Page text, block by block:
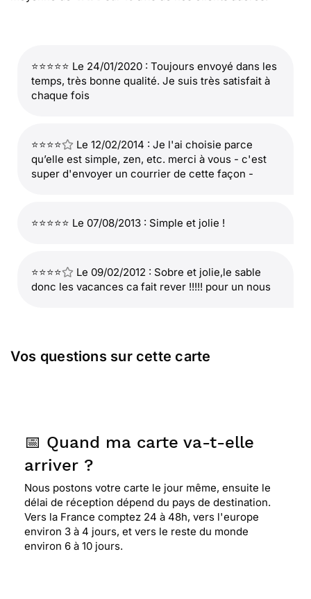
⭐⭐⭐⭐⭐ Le 24/01/2020 : Toujours envoyé dans les
temps, très bonne qualité. Je suis très satisfait à
chaque fois
⭐⭐⭐⭐
Le 12/02/2014 : Je l'ai choisie parce
qu’elle est simple, zen, etc. merci à vous - c'est
super d'envoyer un courrier de cette façon -
⭐⭐⭐⭐⭐ Le 07/08/2013 : Simple et jolie !
⭐⭐⭐⭐
Le 09/02/2012 : Sobre et jolie,le sable
donc les vacances ca fait rever !!!!! pour un nous
Vos questions sur cette carte
📅 Quand ma carte va-t-elle
arriver ?
Nous postons votre carte le jour même, ensuite le
délai de réception dépend du pays de destination.
Vers la France comptez 24 à 48h, vers l'europe
environ 3 à 4 jours, et vers le reste du monde
environ 6 à 10 jours.